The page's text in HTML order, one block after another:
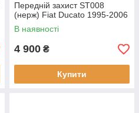
Передній захист ST008
(нерж) Fiat Ducato 1995-2006
В наявності
4 900 ₴
Купити